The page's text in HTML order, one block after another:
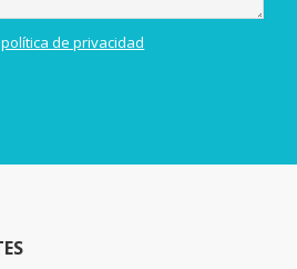
política de privacidad